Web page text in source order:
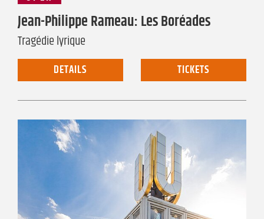
Jean-Philippe Rameau: Les Boréades
Tragédie lyrique
DETAILS TICKETS